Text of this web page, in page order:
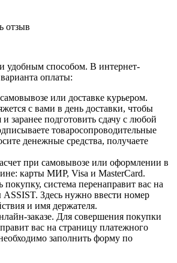
отзыв
удобным способом. В интернет-
оплаты:
или доставке курьером.
с вами в день доставки, чтобы
заранее подготовить сдачу с любой
товаросопроводительные
денежные средства, получаете
при самовывозе или оформлении в
карты МИР, Visa и MasterCard.
покупку, система перенаправит вас на
ASSIST. Здесь нужно ввести номер
и имя держателя.
заказе. Для совершения покупки
вас на страницу платежного
заполнить форму по